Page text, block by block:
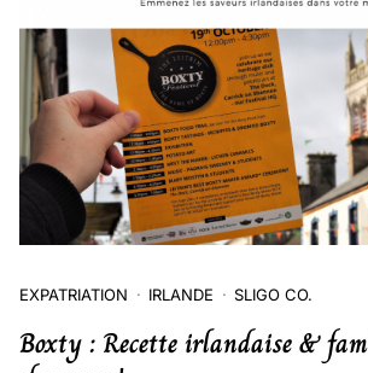
EXPATRIATION IRLANDE SLIGO CO.
Boxty : Recette irlandaise &